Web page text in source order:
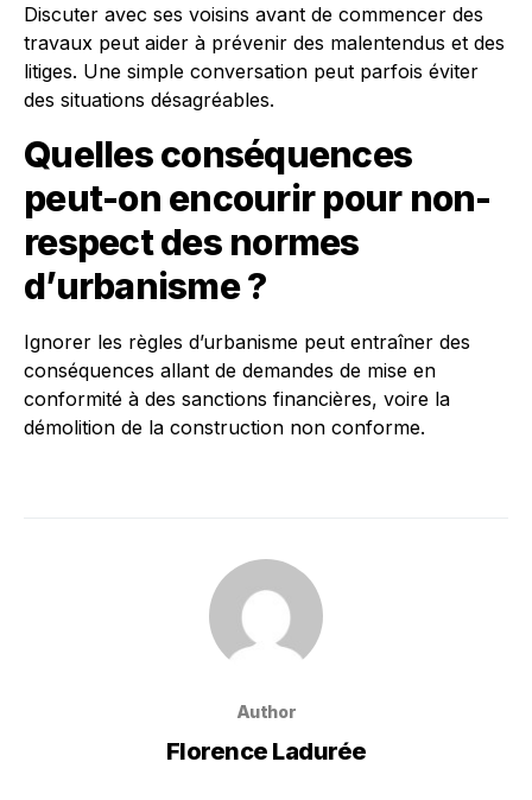
Discuter avec ses voisins avant de commencer des
travaux peut aider à prévenir des malentendus et des
litiges. Une simple conversation peut parfois éviter
des situations désagréables.
Quelles conséquences
peut-on encourir pour non-
respect des normes
d’urbanisme ?
Ignorer les règles d’urbanisme peut entraîner des
conséquences allant de demandes de mise en
conformité à des sanctions financières, voire la
démolition de la construction non conforme.
Author
Florence Ladurée